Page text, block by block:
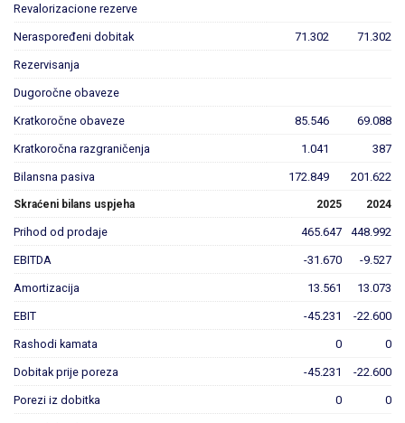
Revalorizacione rezerve
Neraspoređeni dobitak 71.302 71.302
Rezervisanja
Dugoročne obaveze
Kratkoročne obaveze 85.546 69.088
Kratkoročna razgraničenja 1.041 387
Bilansna pasiva 172.849 201.622
Skraćeni bilans uspjeha 2025 2024
Prihod od prodaje 465.647 448.992
EBITDA -31.670 -9.527
Amortizacija 13.561 13.073
EBIT -45.231 -22.600
Rashodi kamata 0 0
Dobitak prije poreza -45.231 -22.600
Porezi iz dobitka 0 0